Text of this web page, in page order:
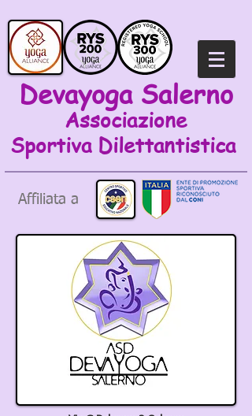
Devayoga Salerno
Associazione
Sportiva Dilettantistica
Affiliata a